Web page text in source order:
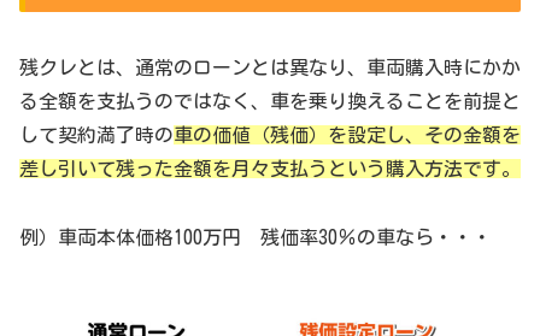
残クレとは、通常のローンとは異なり、車両購入時にかか
る全額を支払うのではなく、車を乗り換えることを前提と
して契約満了時の車の価値（残価）を設定し、その金額を
差し引いて残った金額を月々支払うという購入方法です。
例）車両本体価格100万円 残価率30％の車なら・・・